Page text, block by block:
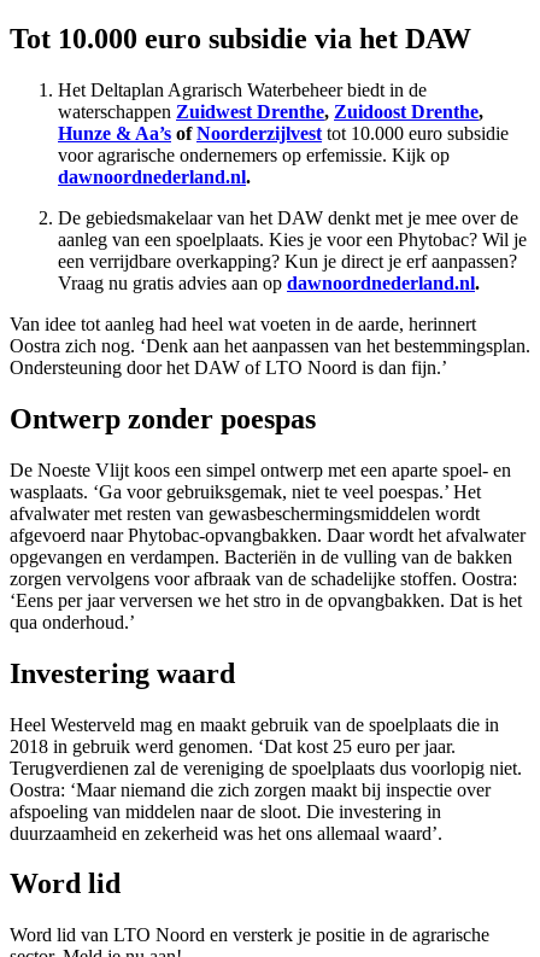
Tot 10.000 euro subsidie via het DAW
Het Deltaplan Agrarisch Waterbeheer biedt in de
waterschappen Zuidwest Drenthe, Zuidoost Drenthe,
Hunze & Aa’s ofNoorderzijlvest tot 10.000 euro subsidie
voor agrarische ondernemers op erfemissie. Kijk op
dawnoordnederland.nl.
De gebiedsmakelaar van het DAW denkt met je mee over de
aanleg van een spoelplaats. Kies je voor een Phytobac? Wil je
een verrijdbare overkapping? Kun je direct je erf aanpassen?
Vraag nu gratis advies aan op dawnoordnederland.nl.
Van idee tot aanleg had heel wat voeten in de aarde, herinnert
Oostra zich nog. ‘Denk aan het aanpassen van het bestemmingsplan.
Ondersteuning door het DAW of LTO Noord is dan fijn.’
Ontwerp zonder poespas
De Noeste Vlijt koos een simpel ontwerp met een aparte spoel- en
wasplaats. ‘Ga voor gebruiksgemak, niet te veel poespas.’ Het
afvalwater met resten van gewasbeschermingsmiddelen wordt
afgevoerd naar Phytobac-opvangbakken. Daar wordt het afvalwater
opgevangen en verdampen. Bacteriën in de vulling van de bakken
zorgen vervolgens voor afbraak van de schadelijke stoffen. Oostra:
‘Eens per jaar verversen we het stro in de opvangbakken. Dat is het
qua onderhoud.’
Investering waard
Heel Westerveld mag en maakt gebruik van de spoelplaats die in
2018 in gebruik werd genomen. ‘Dat kost 25 euro per jaar.
Terugverdienen zal de vereniging de spoelplaats dus voorlopig niet.
Oostra: ‘Maar niemand die zich zorgen maakt bij inspectie over
afspoeling van middelen naar de sloot. Die investering in
duurzaamheid en zekerheid was het ons allemaal waard’.
Word lid
Word lid van LTO Noord en versterk je positie in de agrarische